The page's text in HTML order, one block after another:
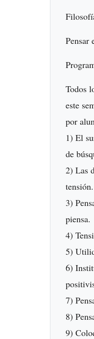
Pensar
Todos
este
por
1) El
de
2) Las
tensión.
3)
piensa.
4)
5)
6)
7)
8)
9)